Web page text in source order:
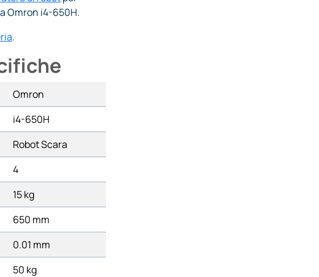
Omron i4-650H.
.
Omron
i4-650H
Robot Scara
4
15 kg
650 mm
0.01 mm
50 kg